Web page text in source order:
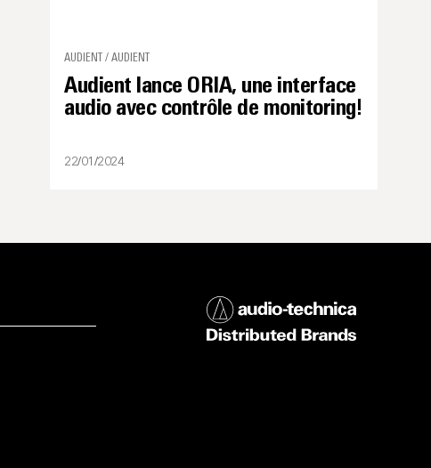
AUDIENT / AUDIENT
Audient lance ORIA, une interface
audio avec contrôle de monitoring!
22/01/2024